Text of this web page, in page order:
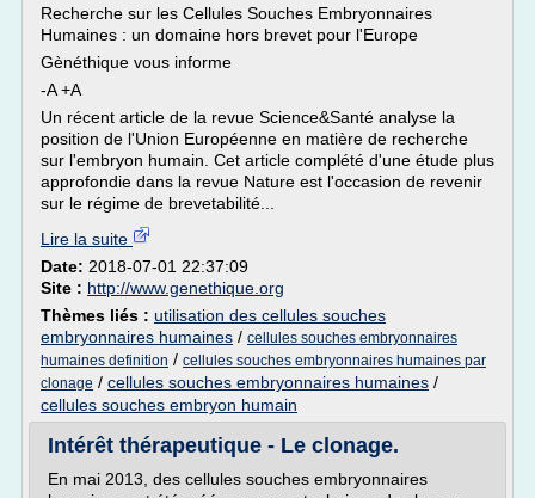
Recherche sur les Cellules Souches Embryonnaires
Humaines : un domaine hors brevet pour l'Europe
Gènéthique vous informe
-A +A
Un récent article de la revue Science&Santé analyse la
position de l'Union Européenne en matière de recherche
sur l'embryon humain. Cet article complété d'une étude plus
approfondie dans la revue Nature est l'occasion de revenir
sur le régime de brevetabilité...
Lire la suite
Date: 2018-07-01 22:37:09
Site : http://www.genethique.org
Thèmes liés : utilisation des cellules souches
embryonnaires humaines / cellules souches embryonnaires
humaines definition / cellules souches embryonnaires humaines par
clonage / cellules souches embryonnaires humaines /
cellules souches embryon humain
Intérêt thérapeutique - Le clonage.
En mai 2013, des cellules souches embryonnaires